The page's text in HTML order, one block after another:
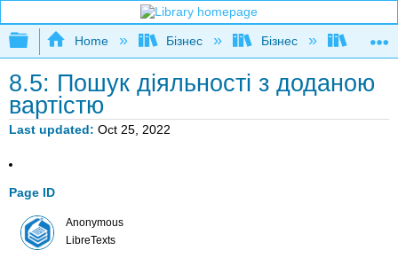
Expand/collapse global hierarchy
Home Бізнес Бізнес
8.5: Пошук діяльності з доданою
вартістю
Last updated Oct 25, 2022
Page ID
Anonymous
LibreTexts